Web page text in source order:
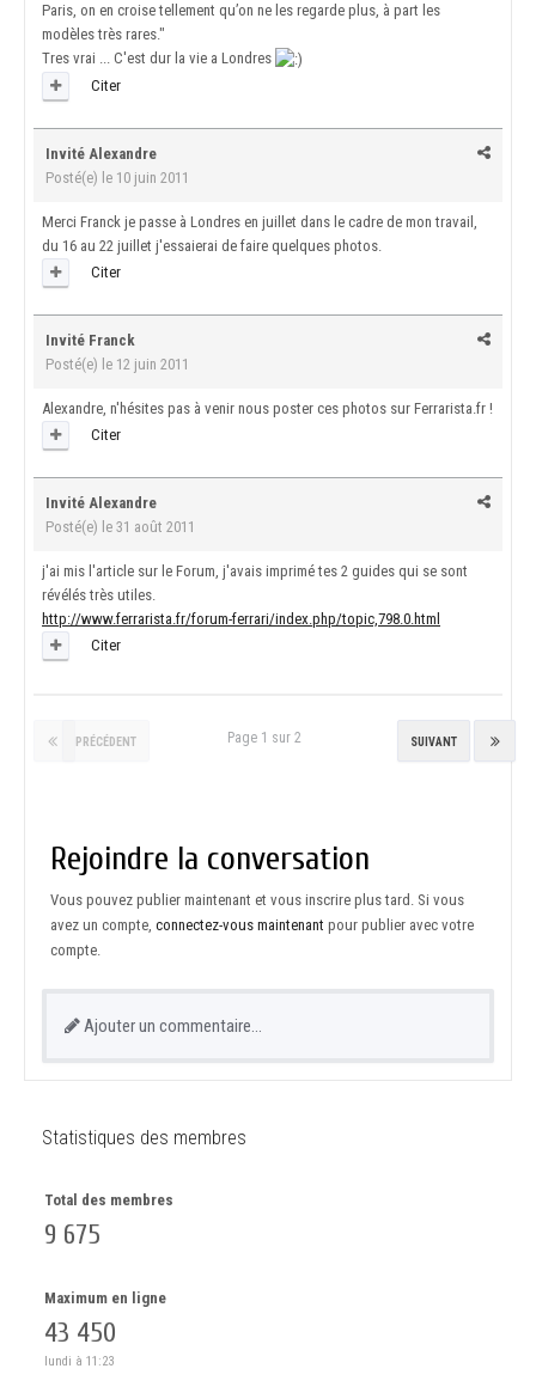
Paris, on en croise tellement qu’on ne les regarde plus, à part les
modèles très rares."
Tres vrai ... C'est dur la vie a Londres
Citer
Invité Alexandre
Posté(e) le 10 juin 2011
Merci Franck je passe à Londres en juillet dans le cadre de mon travail,
du 16 au 22 juillet j'essaierai de faire quelques photos.
Citer
Invité Franck
Posté(e) le 12 juin 2011
Alexandre, n'hésites pas à venir nous poster ces photos sur Ferrarista.fr !
Citer
Invité Alexandre
Posté(e) le 31 août 2011
j'ai mis l'article sur le Forum, j'avais imprimé tes 2 guides qui se sont
révélés très utiles.
http://www.ferrarista.fr/forum-ferrari/index.php/topic,798.0.html
Citer
PRÉCÉDENT SUIVANT
Page 1 sur 2
Rejoindre la conversation
Vous pouvez publier maintenant et vous inscrire plus tard. Si vous
avez un compte, connectez-vous maintenant pour publier avec votre
compte.
Ajouter un commentaire…
Statistiques des membres
Total des membres
9 675
Maximum en ligne
43 450
lundi à 11:23